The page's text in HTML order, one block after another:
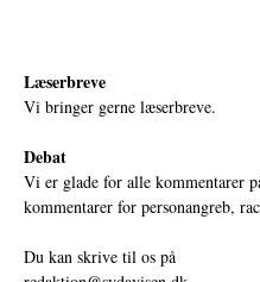
Læserbreve
Vi bringer gerne læserbreve.
Debat
Vi er glade for alle kommentarer
kommentarer for personangreb,
Du kan skrive til os på